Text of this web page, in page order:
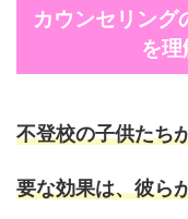
カウンセリング
を
不登校の子供たち
要な効果は、彼ら